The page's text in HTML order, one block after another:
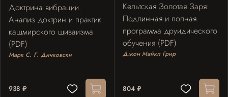
Доктрина вибрации.
Анализ доктрин и практик
кашмирского шиваизма
(PDF)
Марк С. Г. Дичковски
938 ₽
Кельтская Золотая Заря:
Подлинная и полная
программа друидического
обучения (PDF)
Джон Майкл Грир
804 ₽